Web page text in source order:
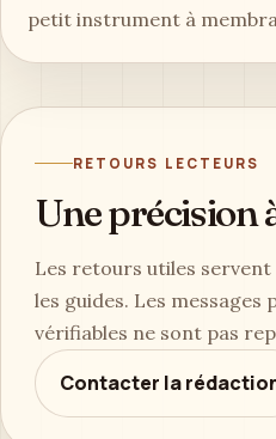
petit instrument à
RETOURS LECTEURS
Une précision
Les retours utiles
les guides. Les
vérifiables ne sont pas
Contacter la